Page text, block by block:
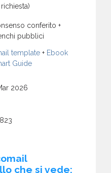
conferito +
pubblici
template + Ebook
Guide
2026
che si vede: